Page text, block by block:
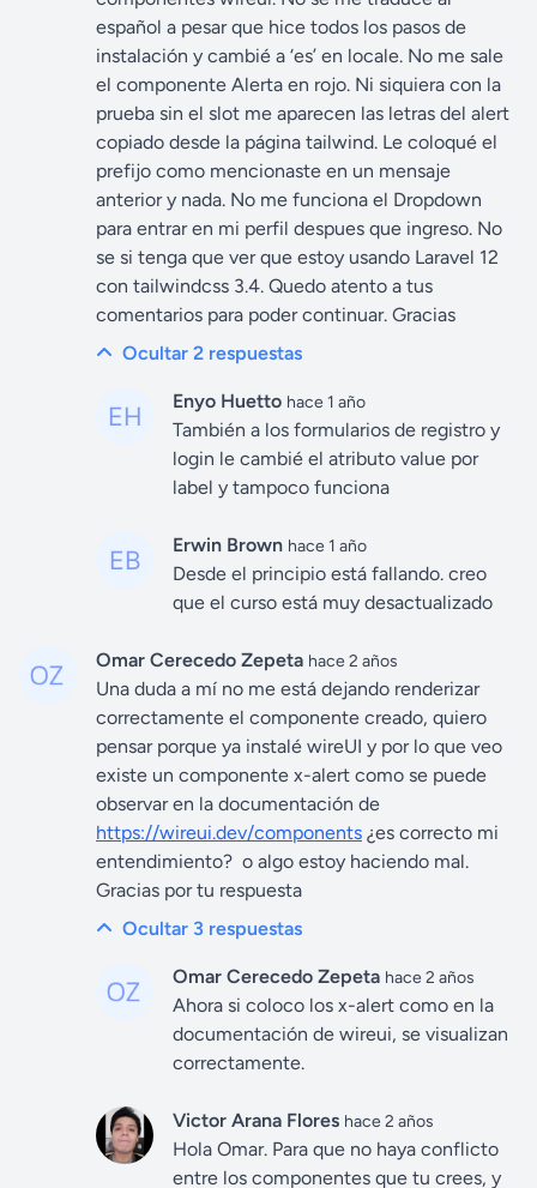
español a pesar que hice todos los pasos de
instalación y cambié a ‘es’ en locale. No me sale
el componente Alerta en rojo. Ni siquiera con la
prueba sin el slot me aparecen las letras del alert
copiado desde la página tailwind. Le coloqué el
prefijo como mencionaste en un mensaje
anterior y nada. No me funciona el Dropdown
para entrar en mi perfil despues que ingreso. No
se si tenga que ver que estoy usando Laravel 12
con tailwindcss 3.4. Quedo atento a tus
comentarios para poder continuar. Gracias
Ocultar 2 respuestas
Enyo Huetto hace 1 año
También a los formularios de registro y
login le cambié el atributo value por
label y tampoco funciona
Erwin Brown hace 1 año
Desde el principio está fallando. creo
que el curso está muy desactualizado
Omar Cerecedo Zepeta hace 2 años
Una duda a mí no me está dejando renderizar
correctamente el componente creado, quiero
pensar porque ya instalé wireUI y por lo que veo
existe un componente x-alert como se puede
observar en la documentación de
https://wireui.dev/components ¿es correcto mi
entendimiento? o algo estoy haciendo mal.
Gracias por tu respuesta
Ocultar 3 respuestas
Omar Cerecedo Zepeta hace 2 años
Ahora si coloco los x-alert como en la
documentación de wireui, se visualizan
correctamente.
Victor Arana Flores hace 2 años
Hola Omar. Para que no haya conflicto
entre los componentes que tu crees, y